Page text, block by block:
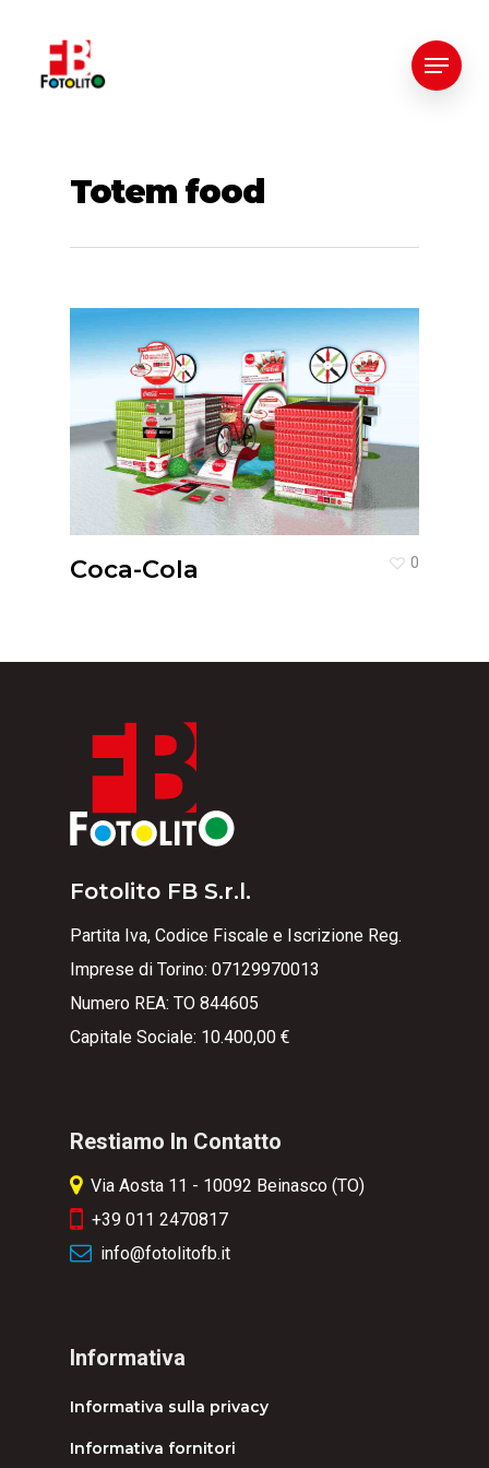
Totem food
Coca-Cola 0
Fotolito FB S.r.l.
Partita Iva, Codice Fiscale e Iscrizione Reg.
Imprese di Torino: 07129970013
Numero REA: TO 844605
Capitale Sociale: 10.400,00 €
Restiamo In Contatto
Via Aosta 11 - 10092 Beinasco (TO)
+39 011 2470817
info@fotolitofb.it
Informativa
Informativa sulla privacy
Informativa fornitori